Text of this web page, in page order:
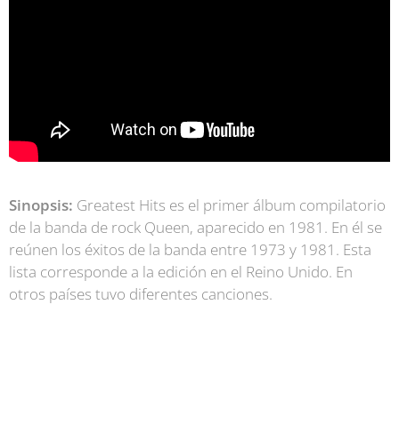
Sinopsis: Greatest Hits es el primer álbum compilatorio
de la banda de rock Queen, aparecido en 1981. En él se
reúnen los éxitos de la banda entre 1973 y 1981. Esta
lista corresponde a la edición en el Reino Unido. En
otros países tuvo diferentes canciones.